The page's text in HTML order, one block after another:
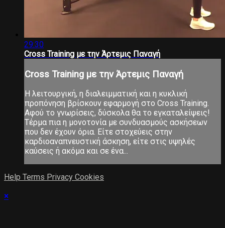
29:30
Cross Training με την Άρτεμις Παναγή
Cross Training με την Άρτεμις Παναγή
Η λειτουργική, η διαλειμματική και η κυκλική
προπόνηση βρίσκουν εφαρμογή στο Cross Training.
Αφού το γνωρίσεις, δύσκολα θα το εγκαταλείψεις!
Τέρμα πια η μονοτονία με συνδυασμούς ασκήσεων
που δεν έχουν όρια. Είτε στοχεύεις στην
καρδιοαναπνευστική άσκηση, είτε στις υψηλές
καύσεις ή ακόμα και σε ένα...
Help Terms Privacy Cookies
×